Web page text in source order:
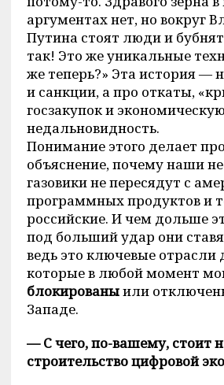
аргументах нет, но вокруг
Путина стоят люди и
так! Это же уникальные
же теперь?» Эта история —
и санкции, а про откаты,
госзакупок и экономическую
недальновидность.
Понимание этого делает
объяснение, почему наши
газовики не пересядут с
программных продуктов и
российские. И чем дольше
под больший удар они
ведь это ключевые
которые в любой момент
блокированыили
Западе.
— С чего, по-вашему, стоит
строительство цифровой